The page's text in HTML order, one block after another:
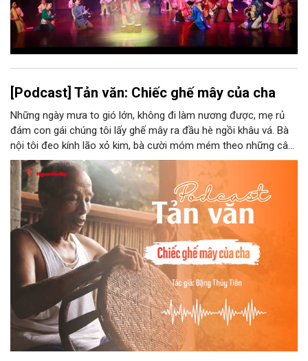
[Podcast] Tản văn: Chiếc ghế mây của cha
Những ngày mưa to gió lớn, không đi làm nương được, mẹ rủ
đám con gái chúng tôi lấy ghế mây ra đầu hè ngồi khâu vá. Bà
nội tôi đeo kính lão xỏ kim, bà cười móm mém theo những câu
chuyện kể tếu táo của đám trẻ chúng tôi. Chiếc ghế mây phát
ra âm thanh kin kít chịu đựng sức nặng cơ thể con người theo
những điệu cười khúc khích.